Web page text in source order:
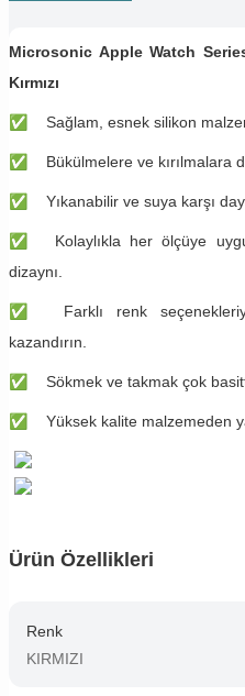
Microsonic Apple Watch
Kırmızı
✅ Sağlam, esnek silikon
✅ Bükülmelere ve kırılmalara
✅ Yıkanabilir ve suya karşı
✅ Kolaylıkla her ölçüye
dizaynı.
✅ Farklı renk
kazandırın.
✅ Sökmek ve takmak çok
✅ Yüksek kalite malzemeden
Ürün Özellikleri
Renk
KIRMIZI